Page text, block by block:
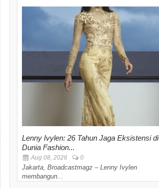
Lenny Ivylen: 26 Tahun Jaga Eksistensi di
Dunia Fashion...
Aug 08, 2026 0
Jakarta, Broadcastmagz – Lenny Ivylen
membangun...